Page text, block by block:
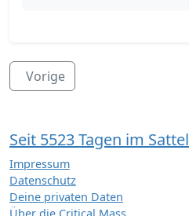
Vorige
Seit 5523 Tagen im Sattel
Impressum
Datenschutz
Deine privaten Daten
Über die Critical Mass